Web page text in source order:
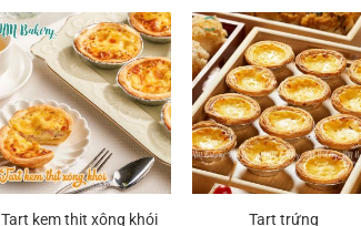
Tart kem thịt xông khói Tart trứng